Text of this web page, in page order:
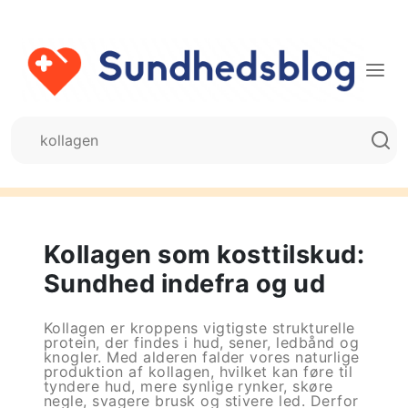
Kollagen som kosttilskud:
Sundhed indefra og ud
Kollagen er kroppens vigtigste strukturelle
protein, der findes i hud, sener, ledbånd og
knogler. Med alderen falder vores naturlige
produktion af kollagen, hvilket kan føre til
tyndere hud, mere synlige rynker, skøre
negle, svagere brusk og stivere led. Derfor